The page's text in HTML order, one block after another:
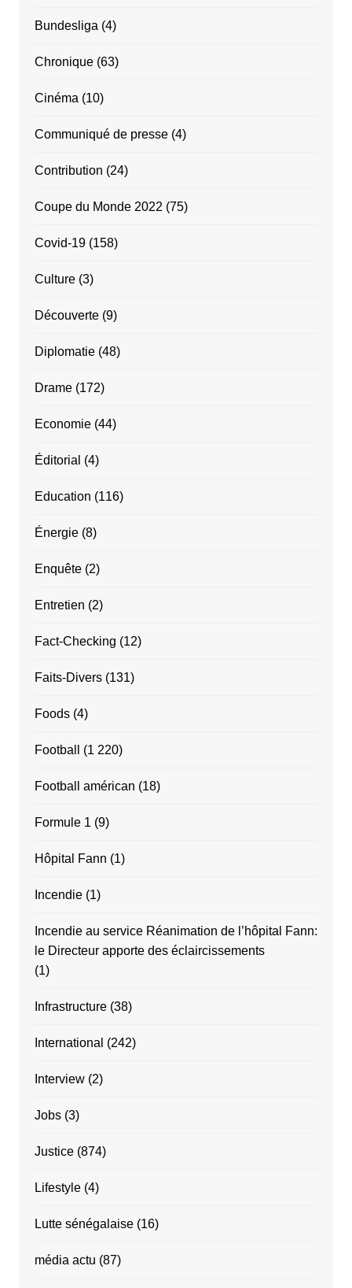
Bundesliga (4)
Chronique(63)
Cinéma (10)
Communiqué de presse(4)
Contribution (24)
Coupe du Monde 2022 (75)
Covid-19(158)
Culture(3)
Découverte(9)
Diplomatie(48)
Drame(172)
Economie(44)
Éditorial (4)
Education (116)
Énergie(8)
Enquête(2)
Entretien (2)
Fact-Checking (12)
Faits-Divers(131)
Foods(4)
Football (1 220)
Football américan (18)
Formule 1 (9)
Hôpital Fann (1)
Incendie(1)
Incendie au service Réanimation de l’hôpital Fann:
le Directeur apporte des éclaircissements
(1)
Infrastructure(38)
International (242)
Interview(2)
Jobs(3)
Justice(874)
Lifestyle(4)
Lutte sénégalaise(16)
média actu (87)